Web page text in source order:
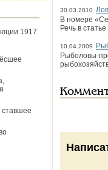
1917
ставшее
30.03.2010
В номере
Речь в
10.04.2009
Рыболовы-